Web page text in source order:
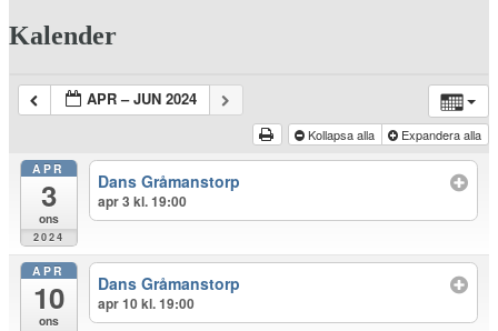
Kalender
APR – JUN 2024
Kollapsa alla Expandera alla
APR
3
ons
2024
Dans Gråmanstorp
apr 3 kl. 19:00
APR
10
ons
Dans Gråmanstorp
apr 10 kl. 19:00